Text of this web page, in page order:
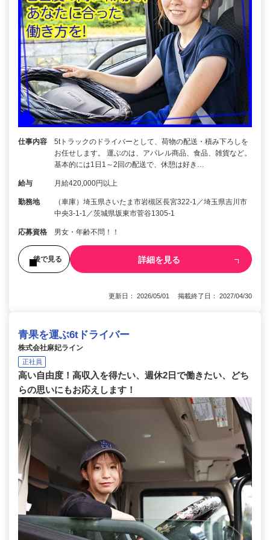
仕事内容
5tトラックのドライバーとして、荷物の配送・積み下ろしを
お任せします。 運ぶのは、アパレル商品、食品、雑貨など。
基本的には1日1～2回の配送で、休憩は好き…
給与 月給420,000円以上
勤務地
（車庫）埼玉県さいたま市岩槻区長宮322-1／埼玉県吉川市
中央3‐1‐1／茨城県坂東市菅谷1305-1
応募資格 男女・年齢不問！！
後で見る 詳細を見る
更新日： 2026/05/01 掲載終了日： 2027/04/30
青果を運ぶ6tドライバー
株式会社麻妃ライン
正社員
高い自由度！高収入を得たい、週休2日で働きたい、どち
らの思いにもお応えします！